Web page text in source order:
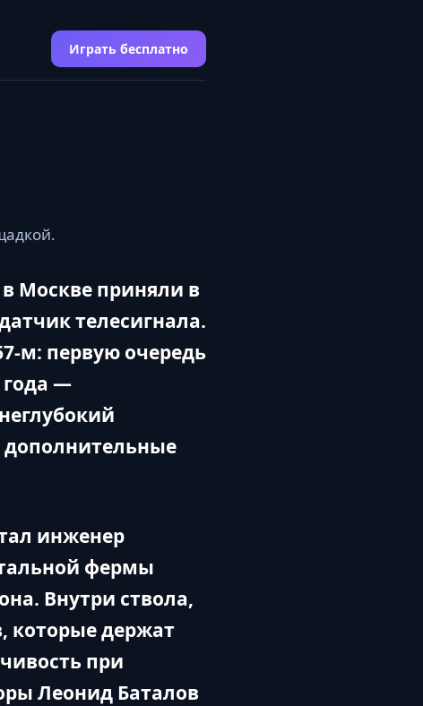
Играть бесплатно
Москве приняли в
телесигнала.
м: первую очередь
года —
дополнительные
инженер
фермы
Внутри ствола,
которые держат
при
Леонид Баталов